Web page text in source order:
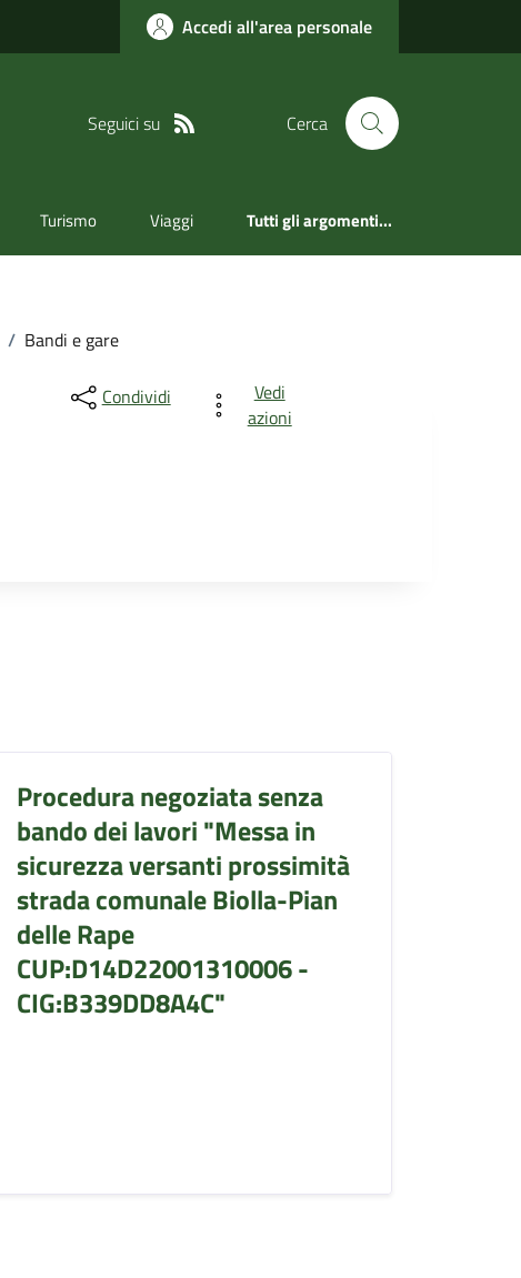
Accedi all'area personale
Seguici su Cerca
Turismo Viaggi Tutti gli argomenti...
/ Bandi e gare
Condividi
Vedi
azioni
Procedura negoziata senza
bando dei lavori "Messa in
sicurezza versanti prossimità
strada comunale Biolla-Pian
delle Rape
CUP:D14D22001310006 -
CIG:B339DD8A4C"